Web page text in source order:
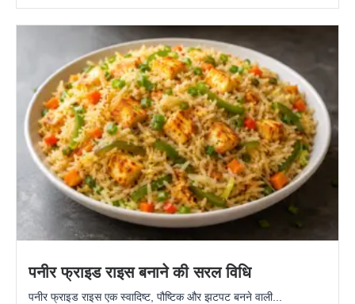
पनीर फ्राइड राइस बनाने की सरल विधि
पनीर फ्राइड राइस एक स्वादिष्ट, पौष्टिक और झटपट बनने वाली...